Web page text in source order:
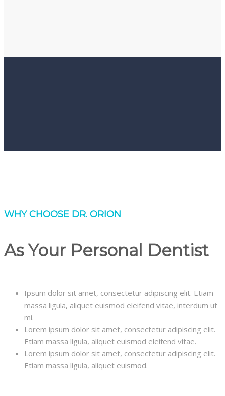
WHY CHOOSE DR. ORION
As Your Personal Dentist
Ipsum dolor sit amet, consectetur adipiscing elit. Etiam
massa ligula, aliquet euismod eleifend vitae, interdum ut
mi.
Lorem ipsum dolor sit amet, consectetur adipiscing elit.
Etiam massa ligula, aliquet euismod eleifend vitae.
Lorem ipsum dolor sit amet, consectetur adipiscing elit.
Etiam massa ligula, aliquet euismod.